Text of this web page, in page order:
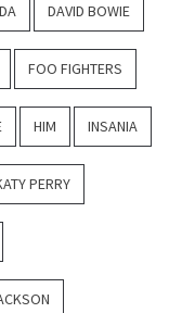
DAVID BOWIE
FOO FIGHTERS
HIM INSANIA
PERRY